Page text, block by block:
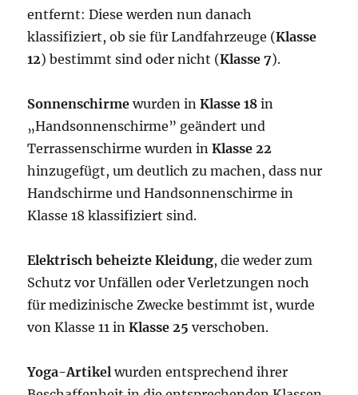
entfernt: Diese werden nun danach
klassifiziert, ob sie für Landfahrzeuge (Klasse
12) bestimmt sind oder nicht (Klasse 7).
Sonnenschirmewurden inKlasse 18 in
„Handsonnenschirme” geändert und
Terrassenschirme wurden inKlasse 22
hinzugefügt, um deutlich zu machen, dass nur
Handschirme und Handsonnenschirme in
Klasse 18 klassifiziert sind.
Elektrisch beheizte Kleidung, die weder zum
Schutz vor Unfällen oder Verletzungen noch
für medizinische Zwecke bestimmt ist, wurde
von Klasse 11 inKlasse 25 verschoben.
Yoga-Artikelwurden entsprechend ihrer